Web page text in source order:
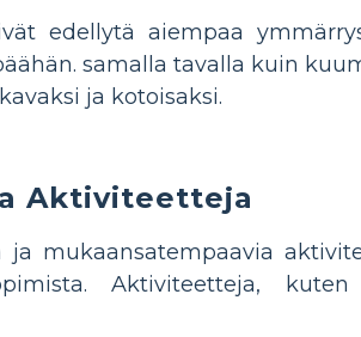
edellytä aiempaa
samalla tavalla kuin
ja kotoisaksi.
Aktiviteetteja
mukaansatempaavia
Aktiviteetteja,